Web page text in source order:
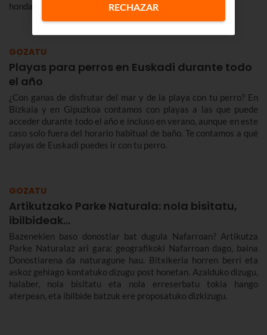
hondartzatara joan zaitezkeen txakurrarekin.
GOZATU
Playas para perros en Euskadi durante todo
el año
¿Con ganas de disfrutar del mar y de la playa con tu perro? En
Bizkaia y en Gipuzkoa contamos con playas a las que puede
acceder durante todo el año e incluso en verano, aunque en este
caso solo fuera del horario habitual de baño. Te contamos a qué
playas de Euskadi puedes ir con tu perro.
GOZATU
Artikutzako Parke Naturala: nola bisitatu,
ibilbideak...
Bazenekien baso donostiar bat dugula Nafarroan? Artikutza
Parke Naturalaz ari gara: geografikoki Nafarroan dago, baina
Donostiarena da naturagune hau. Bitxikeria horren berri eta
askoz gehiago kontatuko dizugu post honetan. Azalduko dizugu,
halaber, nola bisitatu eta nola erreserbatu tokia hango
aterpean, eta ibilbide batzuk ere proposatuko dizkizugu.
RECHAZAR